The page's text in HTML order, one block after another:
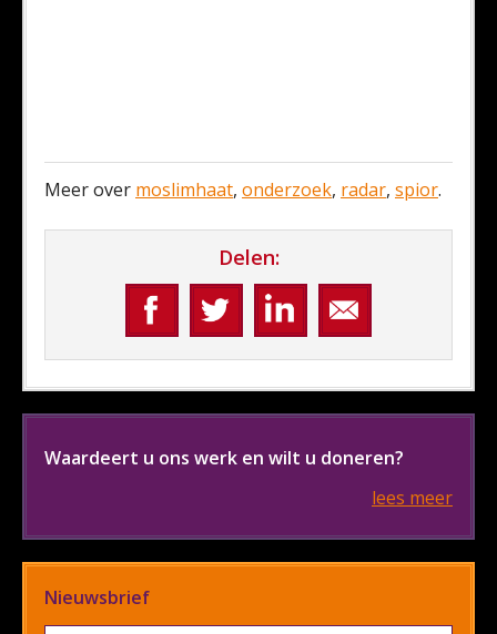
Meer over moslimhaat, onderzoek, radar, spior.
Delen:
Waardeert u ons werk en wilt u doneren?
lees meer
Nieuwsbrief